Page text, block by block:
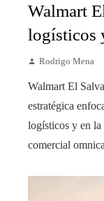
Walmart
logísticos
Rodrigo Mena
Walmart El
estratégica
logísticos y en la
comercial